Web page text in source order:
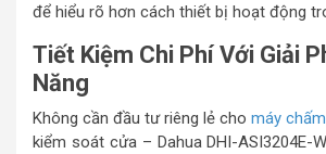
để hiểu rõ hơn cách thiết bị hoạt động
Tiết Kiệm Chi Phí Với Giải
Năng
Không cần đầu tư riêng lẻ cho máy
kiểm soát cửa – Dahua DHI-ASI3204E-